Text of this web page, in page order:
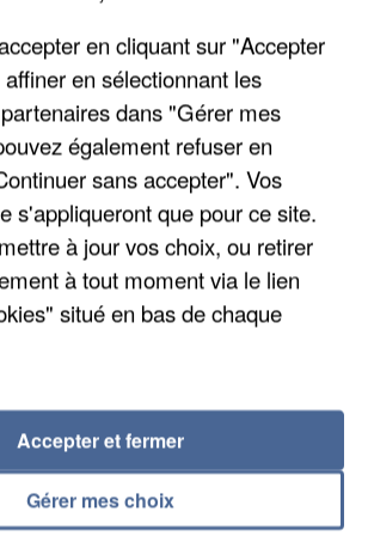
CES CANICULES, LES REFUGES
SONT...
en cliquant sur "Accepter
en sélectionnant les
dans "Gérer mes
également refuser en
sans accepter". Vos
s'appliqueront que pour ce site.
à jour vos choix, ou retirer
à tout moment via le lien
situé en bas de chaque
Gérer mes choix
Accepter et fermer